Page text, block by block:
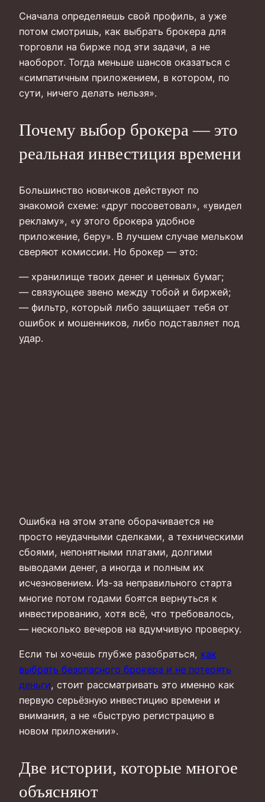
Сначала определяешь свой профиль, а уже
потом смотришь, как выбрать брокера для
торговли на бирже под эти задачи, а не
наоборот. Тогда меньше шансов оказаться с
«симпатичным приложением, в котором, по
сути, ничего делать нельзя».
Почему выбор брокера — это
реальная инвестиция времени
Большинство новичков действуют по
знакомой схеме: «друг посоветовал», «увидел
рекламу», «у этого брокера удобное
приложение, беру». В лучшем случае мельком
сверяют комиссии. Но брокер — это:
— хранилище твоих денег и ценных бумаг;
— связующее звено между тобой и биржей;
— фильтр, который либо защищает тебя от
ошибок и мошенников, либо подставляет под
удар.
Ошибка на этом этапе оборачивается не
просто неудачными сделками, а техническими
сбоями, непонятными платами, долгими
выводами денег, а иногда и полным их
исчезновением. Из-за неправильного старта
многие потом годами боятся вернуться к
инвестированию, хотя всё, что требовалось,
— несколько вечеров на вдумчивую проверку.
Если ты хочешь глубже разобраться, как
выбрать безопасного брокера и не потерять
деньги, стоит рассматривать это именно как
первую серьёзную инвестицию времени и
внимания, а не «быструю регистрацию в
новом приложении».
Две истории, которые многое
объясняют